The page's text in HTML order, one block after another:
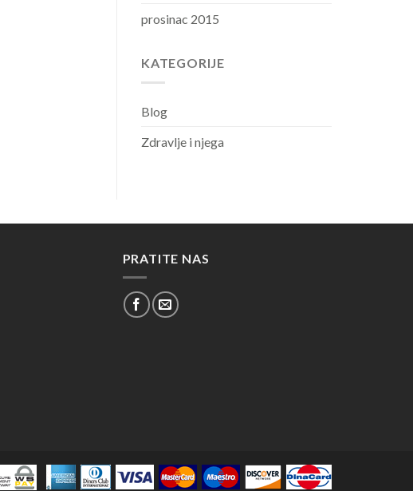
prosinac 2015
KATEGORIJE
Blog
Zdravlje i njega
PRATITE NAS